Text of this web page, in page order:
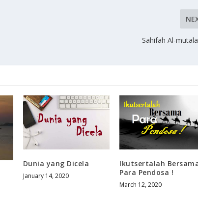
Sahifah Al-
Dunia yang Dicela
January 14, 2020
Ikutsertalah
Para Pendosa !
March 12, 2020